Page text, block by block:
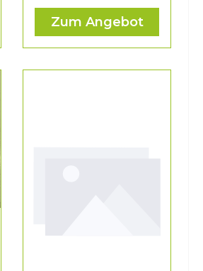
Zum Angebot